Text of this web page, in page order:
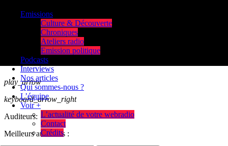
play_arrow
keyboard_arrow_right
Auditeurs:
Meilleurs auditeurs :
Emissions
Culture & Découverte
Chroniques
Ateliers radio
Emission politique
Podcasts
Interviews
Nos articles
Qui sommes-nous ?
L’équipe
Voir +
L’actualité de votre webradio
Contact
Crédits